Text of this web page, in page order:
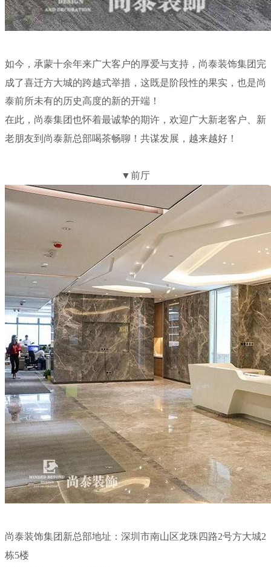
如今，承蒙十余年来广大客户的厚爱与支持，尚泰装饰集团完
成了喜迁方大城的跨越式举措，这既是阶段性的果实，也是尚
泰前所未有的历史高度的新的开端！
在此，尚泰集团也怀着最诚挚的期许，欢迎广大新老客户、新
老朋友到尚泰新总部喝茶畅聊！共谋发展，越来越好！
▼前厅
尚泰装饰集团新总部地址：深圳市南山区龙珠四路2号方大城2
栋5楼